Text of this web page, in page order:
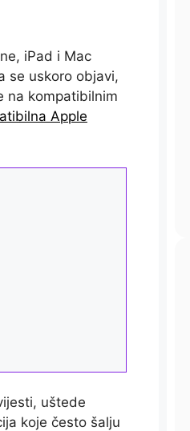
iPad i Mac
se uskoro objavi,
na kompatibilnim
Apple
uštede
koje često šalju